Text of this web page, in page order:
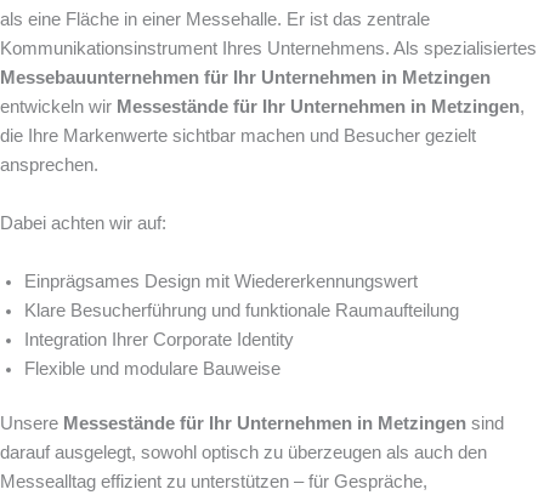
als eine Fläche in einer Messehalle. Er ist das zentrale
Kommunikationsinstrument Ihres Unternehmens. Als spezialisiertes
Messebauunternehmen für Ihr Unternehmen in Metzingen
entwickeln wir Messestände für Ihr Unternehmen in Metzingen,
die Ihre Markenwerte sichtbar machen und Besucher gezielt
ansprechen.
Dabei achten wir auf:
Einprägsames Design mit Wiedererkennungswert
Klare Besucherführung und funktionale Raumaufteilung
Integration Ihrer Corporate Identity
Flexible und modulare Bauweise
Unsere Messestände für Ihr Unternehmen in Metzingen sind
darauf ausgelegt, sowohl optisch zu überzeugen als auch den
Messealltag effizient zu unterstützen – für Gespräche,